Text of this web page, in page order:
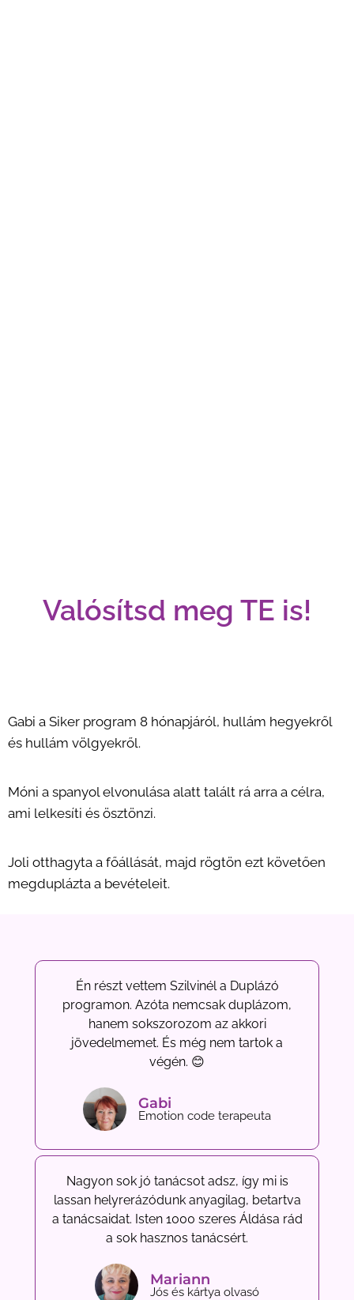
Valósítsd meg TE is!
Gabi a Siker program 8 hónapjáról, hullám hegyekről
és hullám völgyekről.
Móni a spanyol elvonulása alatt talált rá arra a célra,
ami lelkesíti és ösztönzi.
Joli otthagyta a főállását, majd rögtön ezt követően
megduplázta a bevételeit.
Én részt vettem Szilvinél a Duplázó
programon. Azóta nemcsak duplázom,
hanem sokszorozom az akkori
jövedelmemet. És még nem tartok a
végén. 😊
Gabi
Emotion code terapeuta
Nagyon sok jó tanácsot adsz, így mi is
lassan helyrerázódunk anyagilag, betartva
a tanácsaidat. Isten 1000 szeres Áldása rád
a sok hasznos tanácsért.
Mariann
Jós és kártya olvasó